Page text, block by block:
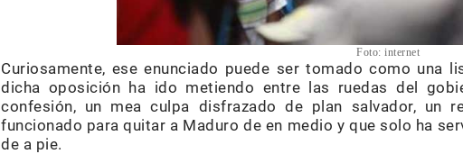
Foto: internet
Curiosamente, ese enunciado puede ser tomado como una
dicha oposición ha ido metiendo entre las ruedas del
confesión, un mea culpa disfrazado de plan salvador, un
funcionado para quitar a Maduro de en medio y que solo ha
de a pie.